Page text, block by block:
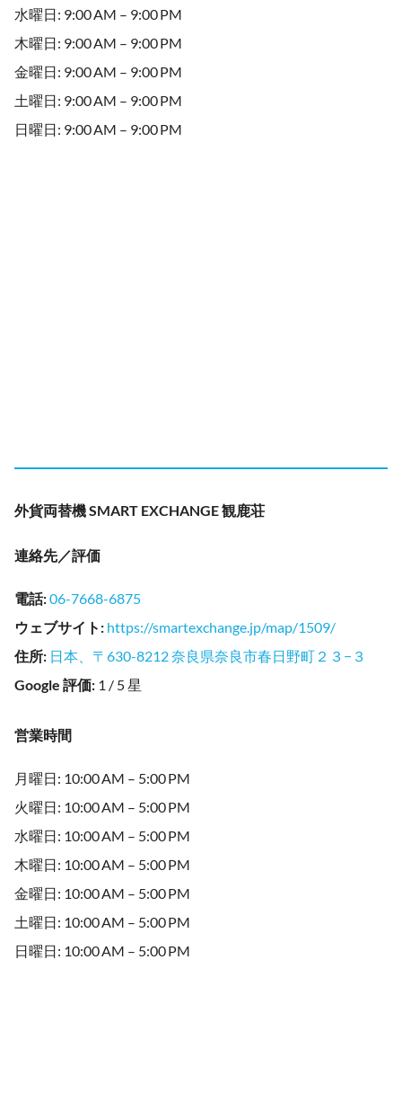
水曜日: 9:00 AM – 9:00 PM
木曜日: 9:00 AM – 9:00 PM
金曜日: 9:00 AM – 9:00 PM
土曜日: 9:00 AM – 9:00 PM
日曜日: 9:00 AM – 9:00 PM
外貨両替機 SMART EXCHANGE 観鹿荘
連絡先／評価
電話:06-7668-6875
ウェブサイト : https://smartexchange.jp/map/1509/
住所: 日本、〒630-8212 奈良県奈良市春日野町２３−３
Google 評価: 1 / 5 星
営業時間
月曜日: 10:00 AM – 5:00 PM
火曜日: 10:00 AM – 5:00 PM
水曜日: 10:00 AM – 5:00 PM
木曜日: 10:00 AM – 5:00 PM
金曜日: 10:00 AM – 5:00 PM
土曜日: 10:00 AM – 5:00 PM
日曜日: 10:00 AM – 5:00 PM